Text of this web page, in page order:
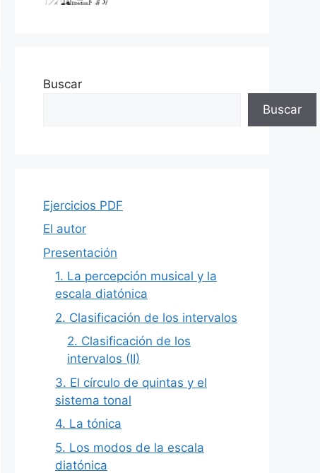
Buscar
Buscar
Ejercicios PDF
El autor
Presentación
1. La percepción musical y la
escala diatónica
2. Clasificación de los intervalos
2. Clasificación de los
intervalos (II)
3. El círculo de quintas y el
sistema tonal
4. La tónica
5. Los modos de la escala
diatónica